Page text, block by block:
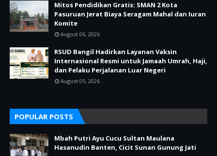
Mitos Pendidikan Gratis: SMAN 2 Kota
Pasuruan Jerat Biaya Seragam Mahal dan Iuran
Komite
August 06, 2026
RSUD Bangil Hadirkan Layanan Vaksin
Internasional Resmi untuk Jamaah Umrah, Haji,
dan Pelaku Perjalanan Luar Negeri
August 05, 2026
POPULAR POSTS
Mbah Putri Ayu Cucu Sultan Maulana
Hasanudin Banten, Cicit Sunan Gunung Jati